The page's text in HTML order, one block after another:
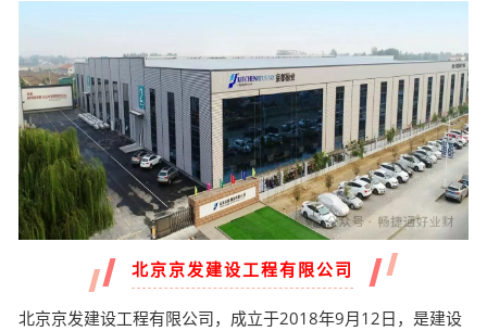
北京京发建设工程有限公司
北京京发建设工程有限公司，成立于2018年9月12日，是建设